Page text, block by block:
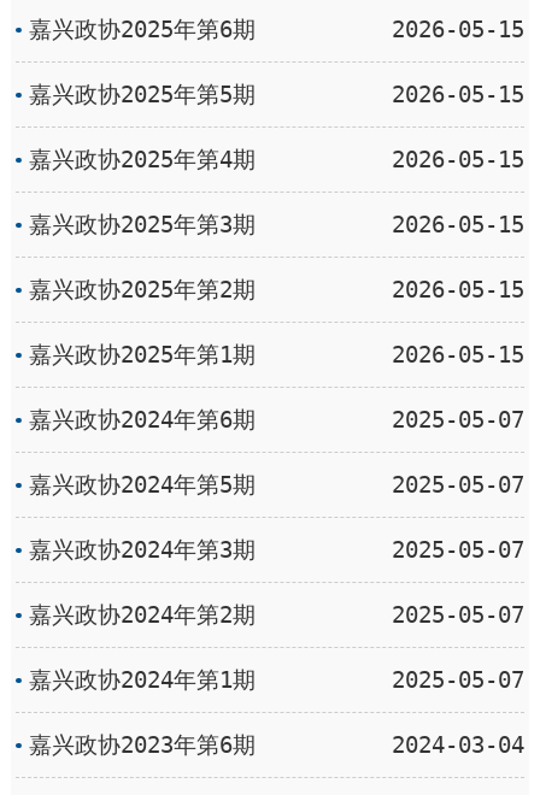
嘉兴政协2025年第6期 2026-05-15
嘉兴政协2025年第5期 2026-05-15
嘉兴政协2025年第4期 2026-05-15
嘉兴政协2025年第3期 2026-05-15
嘉兴政协2025年第2期 2026-05-15
嘉兴政协2025年第1期 2026-05-15
嘉兴政协2024年第6期 2025-05-07
嘉兴政协2024年第5期 2025-05-07
嘉兴政协2024年第3期 2025-05-07
嘉兴政协2024年第2期 2025-05-07
嘉兴政协2024年第1期 2025-05-07
嘉兴政协2023年第6期 2024-03-04